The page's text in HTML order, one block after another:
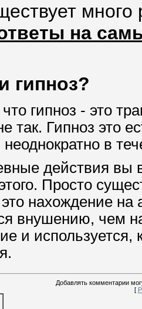
на
гипноз?
гипноз - это
так. Гипноз это
в
действия вы
Просто
это нахождение
внушению, чем
и используется,
Добавлять комментарии
[